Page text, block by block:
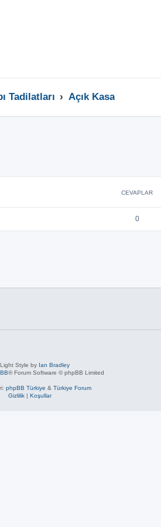
Tadilatları Açık Kasa
CEVAPLAR
0
Style by Ian Bradley
® Forum Software © phpBB Limited
phpBB Türkiye & Türkiye Forum
Gizlilik | Koşullar